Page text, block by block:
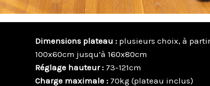
Dimensions plateau : plusieurs choix, à
100x60cm jusqu’à 160x80cm
Réglage hauteur : 73-121cm
Charge maximale : 70kg (plateau inclus)